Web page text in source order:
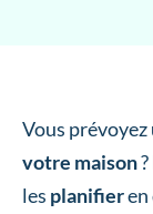
Vous prévoyez
votre maison
les planifier